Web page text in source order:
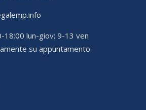
18:00 lun-giov; 9-13 ven
su appuntamento